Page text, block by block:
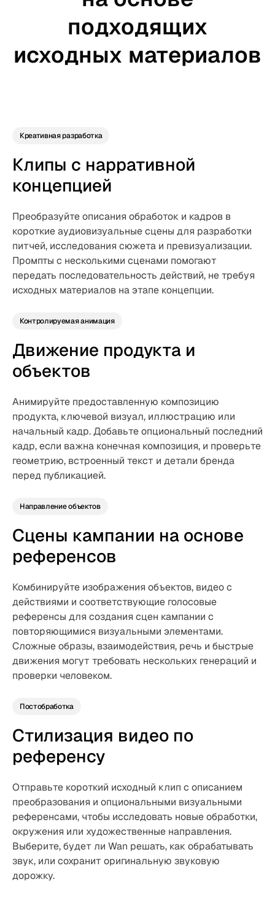
подходящих
исходных материалов
Креативная разработка
Клипы с нарративной
концепцией
Преобразуйте описания обработок и кадров в
короткие аудиовизуальные сцены для разработки
питчей, исследования сюжета и превизуализации.
Промпты с несколькими сценами помогают
передать последовательность действий, не требуя
исходных материалов на этапе концепции.
Контролируемая анимация
Движение продукта и
объектов
Анимируйте предоставленную композицию
продукта, ключевой визуал, иллюстрацию или
начальный кадр. Добавьте опциональный последний
кадр, если важна конечная композиция, и проверьте
геометрию, встроенный текст и детали бренда
перед публикацией.
Направление объектов
Сцены кампании на основе
референсов
Комбинируйте изображения объектов, видео с
действиями и соответствующие голосовые
референсы для создания сцен кампании с
повторяющимися визуальными элементами.
Сложные образы, взаимодействия, речь и быстрые
движения могут требовать нескольких генераций и
проверки человеком.
Постобработка
Стилизация видео по
референсу
Отправьте короткий исходный клип с описанием
преобразования и опциональными визуальными
референсами, чтобы исследовать новые обработки,
окружения или художественные направления.
Выберите, будет ли Wan решать, как обрабатывать
звук, или сохранит оригинальную звуковую
дорожку.